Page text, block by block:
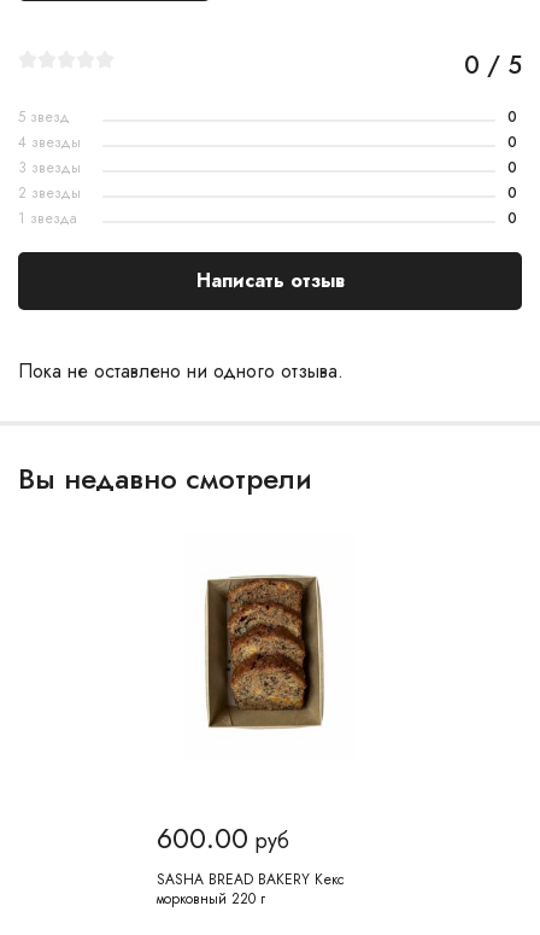
Пока не оставлено ни одного отзыва.
0 / 5
5 звезд
0
4 звезды
0
3 звезды
0
2 звезды
0
1 звезда
0
Написать отзыв
Вы недавно смотрели
600.00 руб
SASHA BREAD BAKERY Кекс
морковный 220 г